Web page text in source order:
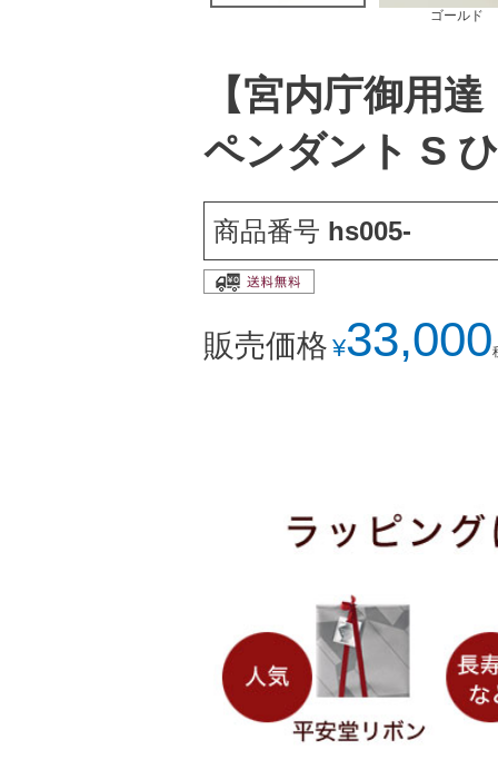
ゴールド
【宮内庁御用
ペンダント S
商品番号 hs005-
販売価格 ¥33,000